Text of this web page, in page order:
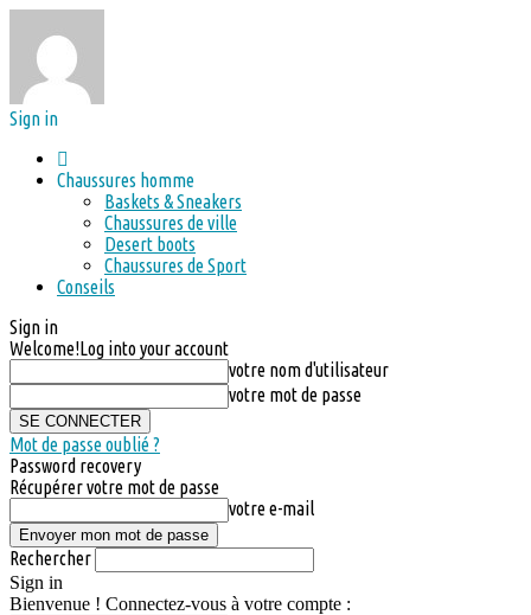
Sign in
Chaussures homme
Baskets & Sneakers
Chaussures de ville
Desert boots
Chaussures de Sport
Conseils
Sign in
Welcome!Log into your account
votre nom d'utilisateur
votre mot de passe
Mot de passe oublié ?
Password recovery
Récupérer votre mot de passe
votre e-mail
Rechercher
Sign in
Bienvenue ! Connectez-vous à votre compte :